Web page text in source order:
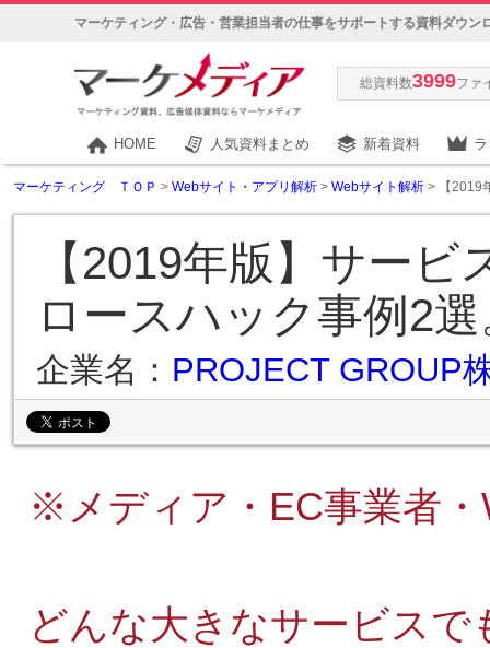
マーケティング・広告・営業担当者の仕事をサポートする資料ダウン
総資料数3999ファ
HOME 人気資料まとめ 新着資料
マーケティング ＴＯＰ > Webサイト・アプリ解析 > Webサイト解析 > 【2019
【2019年版】サー
ロースハック事例2
企業名： PROJECT GROUP
※メディア・EC事業者
どんな大きなサービス